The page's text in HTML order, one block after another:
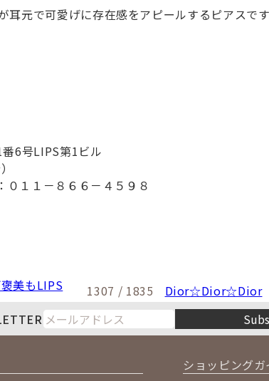
耳元で可愛げに存在感をアピールするピアスで
6号LIPS第1ビル
１１－８６６－４５９８
美もLIPS
1307 / 1835 Dior☆Dior☆Dior
ショッピングガ